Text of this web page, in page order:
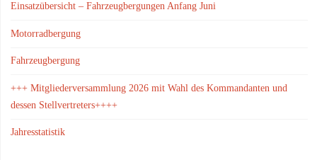
Einsatzübersicht – Fahrzeugbergungen Anfang Juni
Motorradbergung
Fahrzeugbergung
+++ Mitgliederversammlung 2026 mit Wahl des Kommandanten und
dessen Stellvertreters++++
Jahresstatistik